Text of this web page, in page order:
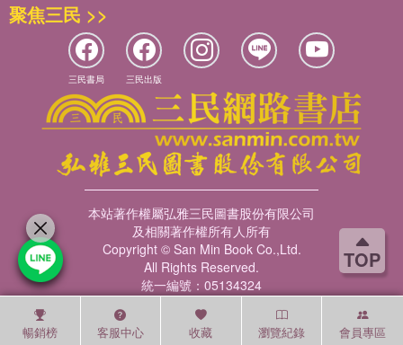
TOP
暢銷榜 客服中心 收藏 瀏覽紀錄 會員專區
聚焦三民 >>
三民書局 三民出版
本站著作權屬弘雅三民圖書股份有限公司
及相關著作權所有人所有
Copyright © San Min Book Co.,Ltd.
All Rights Reserved.
統一編號：05134324